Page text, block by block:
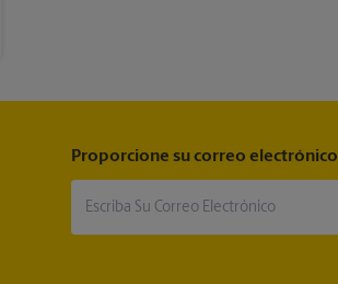
Proporcione su correo electrónico